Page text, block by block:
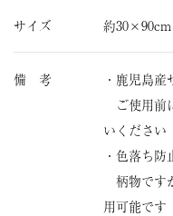
サイズ 約30×90cm
備 考
・鹿児島
ご使用前
いください
・色落ち
柄物です
用可能です